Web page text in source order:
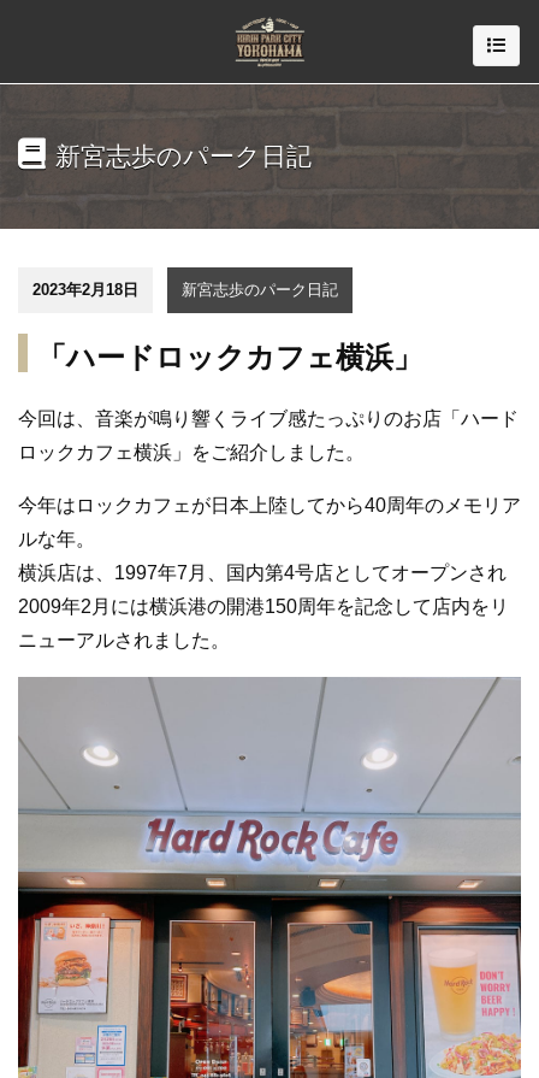
新宮志歩のパーク日記
2023年2月18日 新宮志歩のパーク日記
「ハードロックカフェ横浜」
今回は、音楽が鳴り響くライブ感たっぷりのお店「ハード
ロックカフェ横浜」をご紹介しました。
今年はロックカフェが日本上陸してから40周年のメモリア
ルな年。
横浜店は、1997年7月、国内第4号店としてオープンされ
2009年2月には横浜港の開港150周年を記念して店内をリ
ニューアルされました。